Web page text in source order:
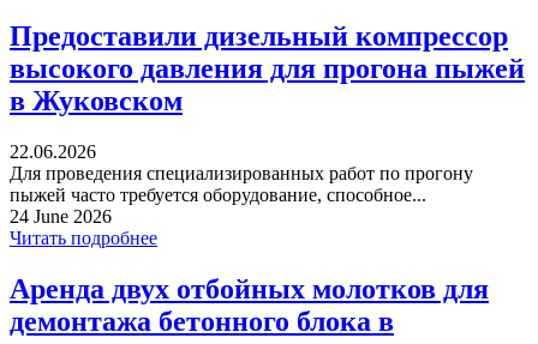
Предоставили дизельный компрессор
высокого давления для прогона пыжей
в Жуковском
22.06.2026
Для проведения специализированных работ по прогону
пыжей часто требуется оборудование, способное...
24 June 2026
Читать подробнее
Аренда двух отбойных молотков для
демонтажа бетонного блока в